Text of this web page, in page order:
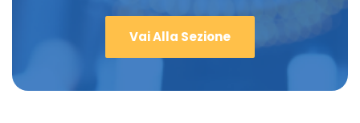
Vai Alla Sezione